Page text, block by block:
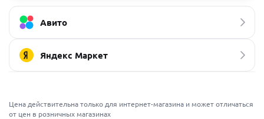
Авито
Яндекс Маркет
Цена действительна только для интернет-магазина и может отличаться
от цен в розничных магазинах